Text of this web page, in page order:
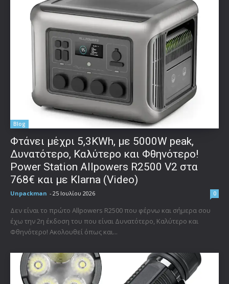
Blog
Φτάνει μέχρι 5,3KWh, με 5000W peak,
Δυνατότερο, Καλύτερο και Φθηνότερο!
Power Station Allpowers R2500 V2 στα
768€ και με Klarna (Video)
Unpackman - 25 Ιουλίου 2026 0
Δεν είναι το πρώτο Allpowers R2500 που φέρνω και σήμερα σου
έχω την 2η έκδοση του που είναι Δυνατότερο, Καλύτερο και
Φθηνότερο! Ακολουθεί όπως και...